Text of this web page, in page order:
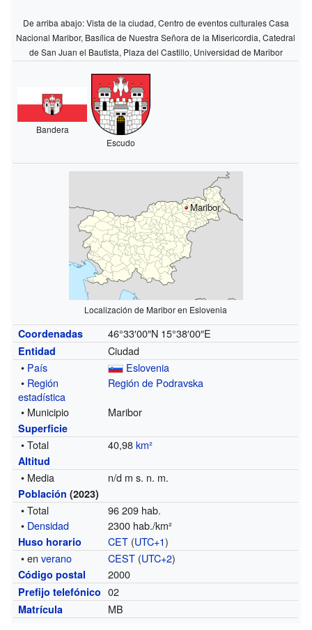
De arriba abajo: Vista de la ciudad, Centro de eventos culturales Casa
Nacional Maribor, Basílica de Nuestra Señora de la Misericordia, Catedral
de San Juan el Bautista, Plaza del Castillo, Universidad de Maribor
Bandera
Escudo
Maribor
Localización de Maribor en Eslovenia
Coordenadas 46°33′00″N 15°38′00″E
Entidad
Ciudad
• País
Eslovenia
• Región
estadística
Región de Podravska
• Municipio
Maribor
Superficie
• Total 40,98km²
Altitud
• Media n/d m s. n. m.
Población (2023)
• Total
96 209 hab.
• Densidad 2300 hab./km²
Huso horario CET (UTC+1)
• enverano CEST (UTC+2)
Código postal 2000
Prefijo telefónico 02
Matrícula MB